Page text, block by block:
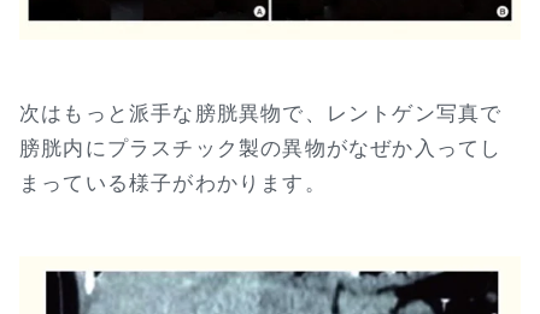
次はもっと派手な膀胱異物で、レントゲン写真で
膀胱内にプラスチック製の異物がなぜか入ってし
まっている様子がわかります。